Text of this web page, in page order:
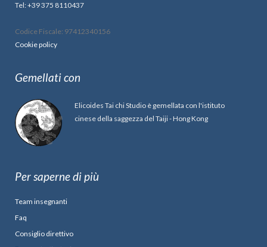
Tel: +39 375 8110437
Codice Fiscale: 97412340156
Cookie policy
Gemellati con
Elicoides Tai chi Studio è gemellata con l'istituto
cinese della saggezza del Taiji - Hong Kong
Per saperne di più
Team insegnanti
Faq
Consiglio direttivo